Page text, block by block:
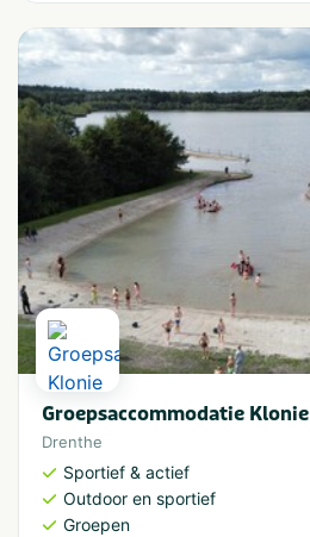
Groepsaccommodatie Klonie
Drenthe
Sportief & actief
Outdoor en sportief
Groepen